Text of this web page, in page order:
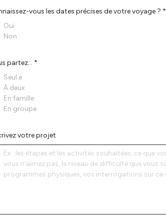
vous les dates précises de votre voyage ? *
Oui
Non
partez... *
Seul.e
À deux
En famille
En groupe
votre projet